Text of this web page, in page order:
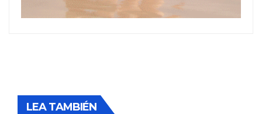
LEA TAMBIÉN